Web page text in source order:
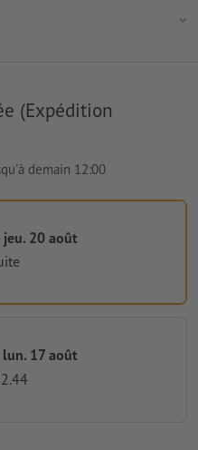
(Expédition
demain 12:00
jeu. 20 août
17 août